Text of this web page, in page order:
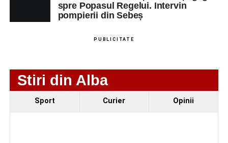
spre Popasul Regelui. Intervin
pompierii din Sebeș
PUBLICITATE
Stiri din Alba
Sport Curier Opinii